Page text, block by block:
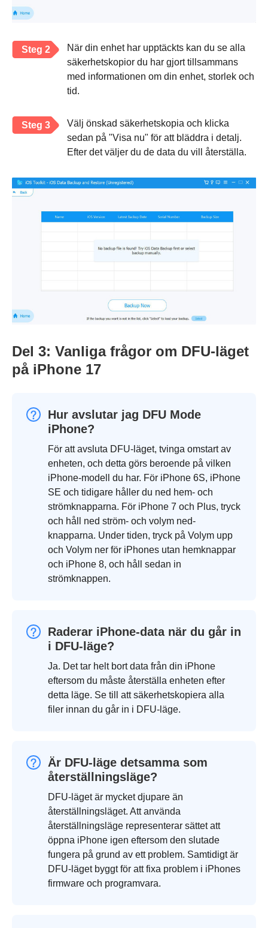
Steg 2
När din enhet har upptäckts kan du se alla
säkerhetskopior du har gjort tillsammans
med informationen om din enhet, storlek och
tid.
Steg 3
Välj önskad säkerhetskopia och klicka
sedan på "Visa nu" för att bläddra i detalj.
Efter det väljer du de data du vill återställa.
Del 3: Vanliga frågor om DFU-läget
på iPhone 17
Hur avslutar jag DFU Mode
iPhone?
För att avsluta DFU-läget, tvinga omstart av
enheten, och detta görs beroende på vilken
iPhone-modell du har. För iPhone 6S, iPhone
SE och tidigare håller du ned hem- och
strömknapparna. För iPhone 7 och Plus, tryck
och håll ned ström- och volym ned-
knapparna. Under tiden, tryck på Volym upp
och Volym ner för iPhones utan hemknappar
och iPhone 8, och håll sedan in
strömknappen.
Raderar iPhone-data när du går in
i DFU-läge?
Ja. Det tar helt bort data från din iPhone
eftersom du måste återställa enheten efter
detta läge. Se till att säkerhetskopiera alla
filer innan du går in i DFU-läge.
Är DFU-läge detsamma som
återställningsläge?
DFU-läget är mycket djupare än
återställningsläget. Att använda
återställningsläge representerar sättet att
öppna iPhone igen eftersom den slutade
fungera på grund av ett problem. Samtidigt är
DFU-läget byggt för att fixa problem i iPhones
firmware och programvara.